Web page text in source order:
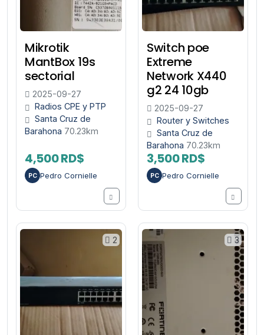
Mikrotik
MantBox 19s
sectorial
2025-09-27
Radios CPE y PTP
Santa Cruz de
Barahona 70.23km
4,500 RD$
PC Pedro Cornielle
Switch poe
Extreme
Network X440
g2 24 10gb
2025-09-27
Router y Switches
Santa Cruz de
Barahona 70.23km
3,500 RD$
PC Pedro Cornielle
2 3